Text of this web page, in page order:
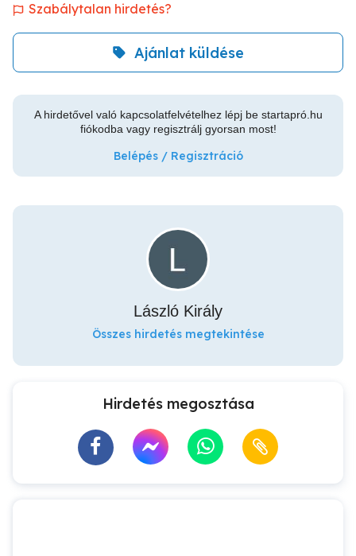
Szabálytalan hirdetés?
Ajánlat küldése
A hirdetővel való kapcsolatfelvételhez lépj be startapró.hu
fiókodba vagy regisztrálj gyorsan most!
Belépés / Regisztráció
László Király
Összes hirdetés megtekintése
Hirdetés megosztása